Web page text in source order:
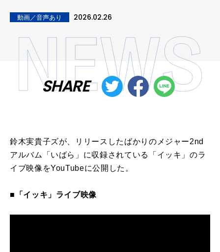
動画／音声あり 2026.02.26
SHARE
鈴木実貴子ズが、リリースしたばかり の メジャー2nd
アルバム「 いばら」 に収録されている「 イッキ 」のラ
イブ映像 をYouTubeに公開 した。
■「 イッキ 」 ライブ映像